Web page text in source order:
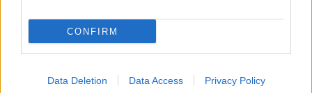
CONFIRM
Data Deletion Data Access Privacy Policy
10. agosto 2022 PorJavier Merida|